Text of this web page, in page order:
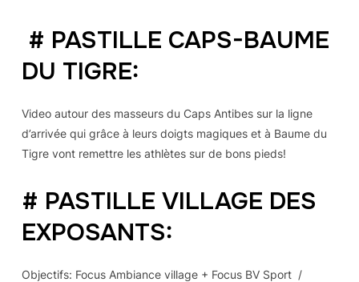
# PASTILLE CAPS-BAUME
DU TIGRE:
Video autour des masseurs du Caps Antibes sur la ligne
d’arrivée qui grâce à leurs doigts magiques et à Baume du
Tigre vont remettre les athlètes sur de bons pieds!
# PASTILLE VILLAGE DES
EXPOSANTS:
Objectifs: Focus Ambiance village + Focus BV Sport /